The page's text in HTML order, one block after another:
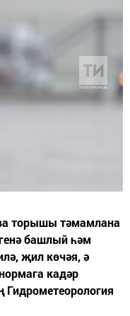
торышы тәмамлана
башлый һәм
җил көчәя, ә
кадәр
Гидрометеорология